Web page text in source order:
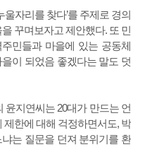
자리를 찾다’를 주제로 경의
꾸며보자고 제안했다. 또 민
민들과 마을에 있는 공동체
이 되었음 좋겠다는 말도 덧
윤지연씨는 20대가 만드는 언
한에 대해 걱정하면서도, 박
는 질문을 던져 분위기를 환